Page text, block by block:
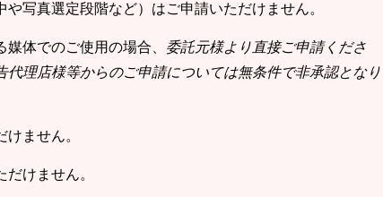
写真選定段階など）はご申請いただけません。
体でのご使用の場合、 委託元様より直接ご申請くださ
代理店様等からのご申請については無条件で非承認となり
ません。
けません。